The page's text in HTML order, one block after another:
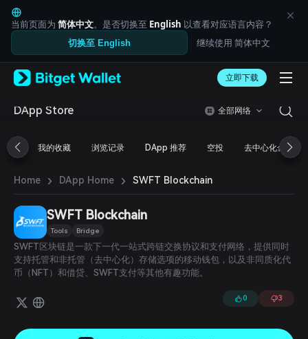
English
日本語
Tiếng Việt
Русский
Español (Latinoamérica)
Türkçe
Français
简体中文
繁體中文
Bahasa Indonesia
ภาษาไทย
العربية
বাংলা
Español
Português (Brasil)
Español (Argentina)
当前页面为 简体中文。是否切换至 English 以查看对应语言内容？
切换至 English 继续使用 简体中文
立即下载
DApp Store 全部网络
我的收藏 浏览记录 DApp 推荐 空投 去中心化金融
Home › DApp Home › SWFT Blockchain
SWFT Blockchain
Tools Bridge
SWFT区块链是一款下一代一站式跨链交换协议和支付网络，提供同时
支持托管和非托管（去中心化）存储选项的移动钱包，以及非同质化代
币（NFT）和借贷、SWFT支付等其他有趣功能。
0 3